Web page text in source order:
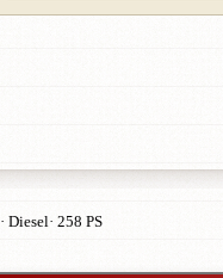
· Diesel· 258 PS